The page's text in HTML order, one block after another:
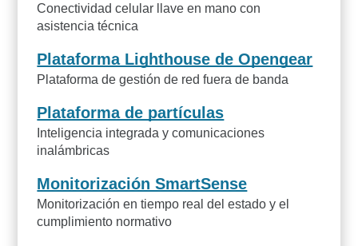
Conectividad celular llave en mano con
asistencia técnica
Plataforma Lighthouse de Opengear
Plataforma de gestión de red fuera de banda
Plataforma de partículas
Inteligencia integrada y comunicaciones
inalámbricas
Monitorización SmartSense
Monitorización en tiempo real del estado y el
cumplimiento normativo